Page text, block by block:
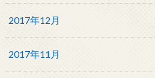
2017年12月
2017年11月